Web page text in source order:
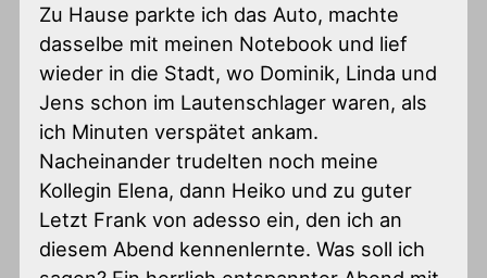
Zu Hause parkte ich das Auto, machte
dasselbe mit meinen Notebook und lief
wieder in die Stadt, wo Dominik, Linda und
Jens schon im Lautenschlager waren, als
ich Minuten verspätet ankam.
Nacheinander trudelten noch meine
Kollegin Elena, dann Heiko und zu guter
Letzt Frank von adesso ein, den ich an
diesem Abend kennenlernte. Was soll ich